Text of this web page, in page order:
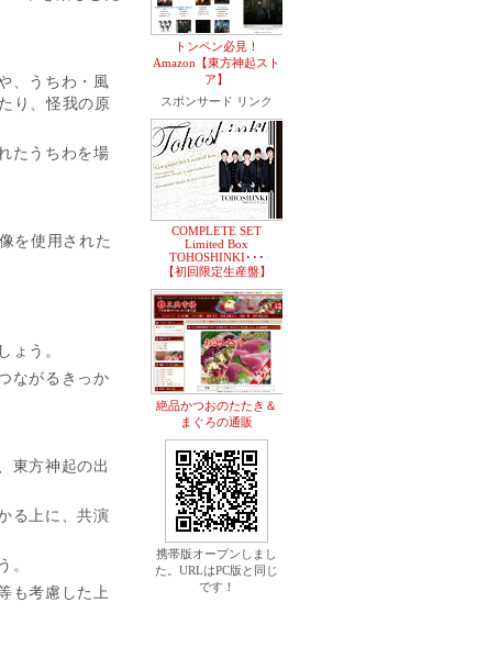
、うちわ・風
り、怪我の原
たうちわを場
を使用された
ょう。
ながるきっか
東方神起の出
る上に、共演
。
も考慮した上
トンペン必見！
Amazon【東方神起スト
ア】
スポンサード リンク
COMPLETE SET
Limited Box
TOHOSHINKI･･･
【初回限定生産盤】
絶品かつおのたたき＆
まぐろの通販
携帯版オープンしまし
た。URLはPC版と同じ
です！